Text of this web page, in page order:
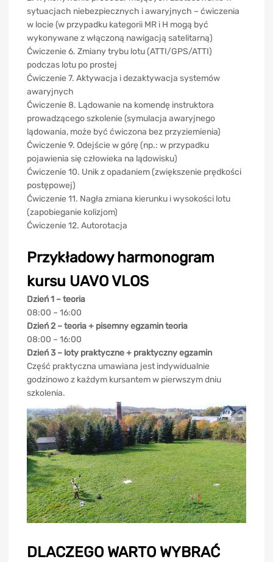
sytuacjach niebezpiecznych i awaryjnych – ćwiczenia
w locie (w przypadku kategorii MR i H mogą być
wykonywane z włączoną nawigacją satelitarną)
Ćwiczenie 6. Zmiany trybu lotu (ATTI/GPS/ATTI)
podczas lotu po prostej
Ćwiczenie 7. Aktywacja i dezaktywacja systemów
awaryjnych
Ćwiczenie 8. Lądowanie na komendę instruktora
prowadzącego szkolenie (symulacja awaryjnego
lądowania, może być ćwiczona bez przyziemienia)
Ćwiczenie 9. Odejście w górę (np.: w przypadku
pojawienia się człowieka na lądowisku)
Ćwiczenie 10. Unik z opadaniem (zwiększenie prędkości
postępowej)
Ćwiczenie 11. Nagła zmiana kierunku i wysokości lotu
(zapobieganie kolizjom)
Ćwiczenie 12. Autorotacja
Przykładowy harmonogram
kursu UAVO VLOS
Dzień 1 – teoria
08:00 – 16:00
Dzień 2 – teoria + pisemny egzamin teoria
08:00 – 16:00
Dzień 3 – loty praktyczne + praktyczny egzamin
Część praktyczna umawiana jest indywidualnie
godzinowo z każdym kursantem w pierwszym dniu
szkolenia.
DLACZEGO WARTO WYBRAĆ